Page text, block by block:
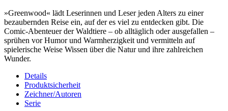
»Greenwood« lädt Leserinnen und Leser jeden Alters zu einer
bezaubernden Reise ein, auf der es viel zu entdecken gibt. Die
Comic-Abenteuer der Waldtiere – ob alltäglich oder ausgefallen –
sprühen vor Humor und Warmherzigkeit und vermitteln auf
spielerische Weise Wissen über die Natur und ihre zahlreichen
Wunder.
Details
Produktsicherheit
Zeichner/Autoren
Serie